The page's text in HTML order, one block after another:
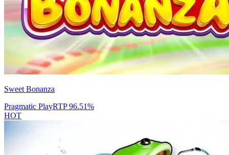
Sweet Bonanza
Pragmatic PlayRTP96.51%
HOT